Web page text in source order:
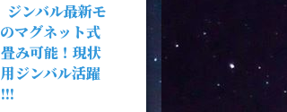
ジンバル最新モ
マグネット式
み可能！現状
ジンバル活躍